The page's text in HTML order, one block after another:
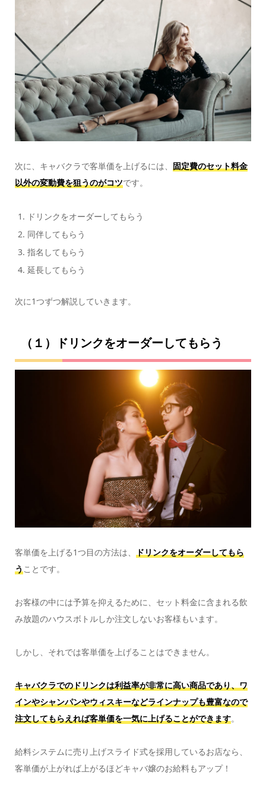
次に、キャバクラで客単価を上げるには、 固定費のセット料金
以外の変動費を狙うのがコツです。
ドリンクをオーダーしてもらう
同伴してもらう
指名してもらう
延長してもらう
次に1つずつ解説していきます。
（１）ドリンクをオーダーしてもらう
客単価を上げる1つ目の方法は、 ドリンクをオーダーしてもら
うことです。
お客様の中には予算を抑えるために、セット料金に含まれる飲
み放題のハウスボトルしか注文しないお客様もいます。
しかし、それでは客単価を上げることはできません。
キャバクラでのドリンクは利益率が非常に高い商品であり、ワ
インやシャンパンやウィスキーなどラインナップも豊富なので
注文してもらえれば客単価を一気に上げることができます。
給料システムに売り上げスライド式を採用しているお店なら、
客単価が上がれば上がるほどキャバ嬢のお給料もアップ！